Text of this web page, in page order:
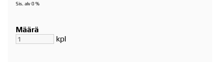
Sis. alv 0 %
Määrä
kpl